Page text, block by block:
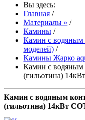
Вы здесь:
Главная /
Материалы » /
Камины /
Камин с водяным
моделей) /
Камины Жарко
Камин с водяным
(гильотина)
Камин с водяным
(гильотина) 14кВт